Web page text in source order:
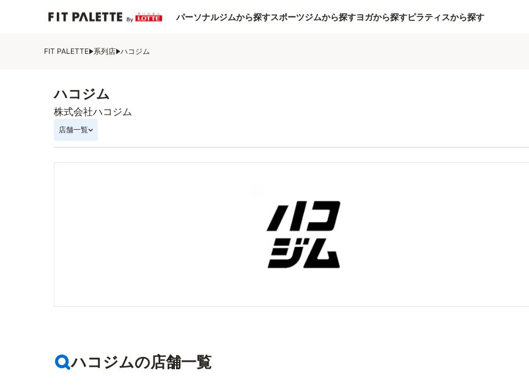
パーソナルジムから探すスポーツジムから探すヨガから探すピラティスから探す
FIT PALETTE 系列店 ハコジム
ハコジム
株式会社ハコジム
店舗一覧
ハコジムの店舗一覧